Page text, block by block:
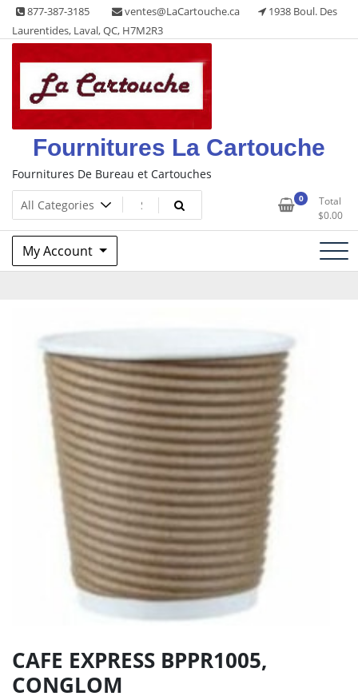
Skip
content
877-387-3185 ventes@LaCartouche.ca
1938 Boul. Des
Laurentides, Laval, QC, H7M2R3
Fournitures La Cartouche
Fournitures De Bureau et Cartouches
0
Total
$0.00
My Account
CAFE EXPRESS BPPR1005,
CONGLOM